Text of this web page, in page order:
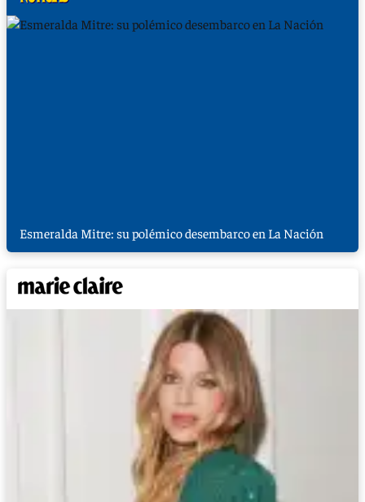
Esmeralda Mitre: su polémico desembarco en La Nación